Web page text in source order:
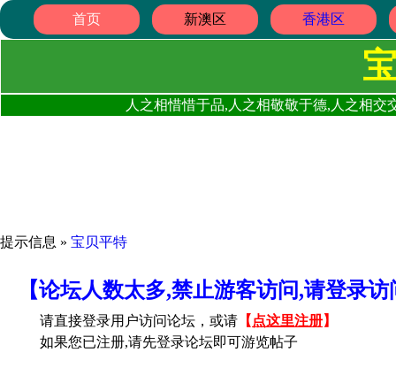
首页 新澳区 香港区
人之相惜惜于品,人之相敬敬于德,人之相
提示信息 » 宝贝平特
【论坛人数太多,禁止游客访问,请登录
请直接登录用户访问论坛，或请 【 点这里注册】
如果您已注册,请先登录论坛即可游览帖子